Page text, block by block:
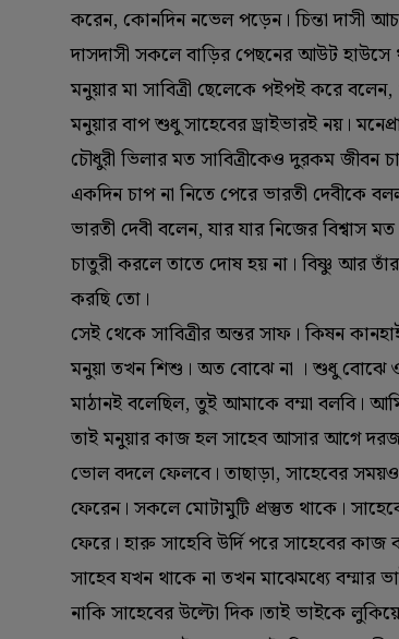
করেন, কোনদিন নভেল পড়েন। চিন্তা দাসী
দাসদাসী সকলে বাড়ির পেছনের আউট হাউসে
মনুয়ার মা সাবিত্রী ছেলেকে পইপই করে
মনুয়ার বাপ শুধু সাহেবের ড্রাইভারই নয়।
চৌধুরী ভিলার মত সাবিত্রীকেও দুরকম জীবন
একদিন চাপ না নিতে পেরে ভারতী দেবীকে
ভারতী দেবী বলেন, যার যার নিজের
চাতুরী করলে তাতে দোষ হয় না। বিষ্ণু আর
করছি তো।
সেই থেকে সাবিত্রীর অন্তর সাফ। কিষন
মনুয়া তখন শিশু। অত বোঝে না । শুধু বোঝে
মাঠানই বলেছিল, তুই আমাকে বম্মা বলবি।
তাই মনুয়ার কাজ হল সাহেব আসার আগে
ভোল বদলে ফেলবে। তাছাড়া, সাহেবের
ফেরেন। সকলে মোটামুটি প্রস্তুত থাকে।
ফেরে। হারু সাহেবি উর্দি পরে সাহেবের কাজ
সাহেব যখন থাকে না তখন মাঝেমধ্যে বম্মার
নাকি সাহেবের উল্টো দিক।তাই ভাইকে